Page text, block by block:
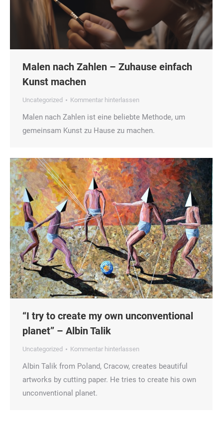
Malen nach Zahlen – Zuhause einfach
Kunst machen
Uncategorized Kommentar hinterlassen
Malen nach Zahlen ist eine beliebte Methode, um
gemeinsam Kunst zu Hause zu machen.
“I try to create my own unconventional
planet” – Albin Talik
Uncategorized Kommentar hinterlassen
Albin Talik from Poland, Cracow, creates beautiful
artworks by cutting paper. He tries to create his own
unconventional planet.